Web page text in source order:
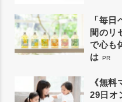
「毎
間のリ
で心も
は PR
《無
29日オ